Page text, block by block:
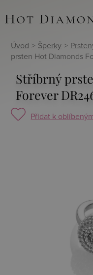
Úvod > Šperky >
prsten Hot Diamonds
Stříbrný
Forever
Přidat k